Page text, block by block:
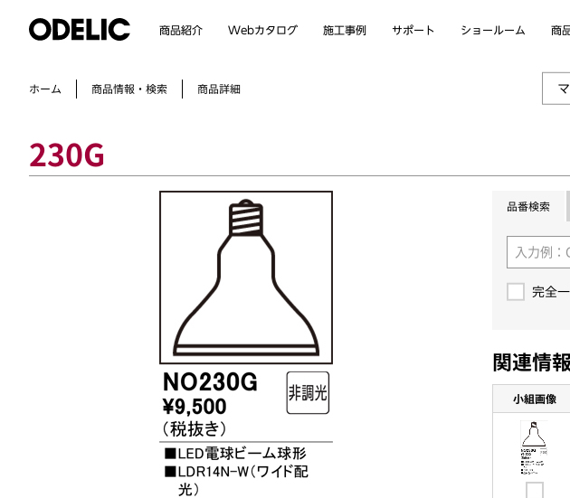
商品紹介 Webカタログ 施工事例 サポート ショールーム 商
ホーム 商品情報・検索 商品詳細
230G
品番検索
完全
関連情報
小組画像